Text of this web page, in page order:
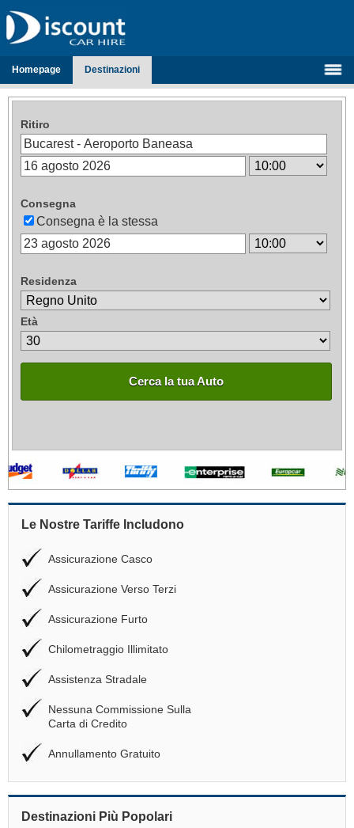
Homepage Destinazioni
Ritiro
Consegna
Consegna è la stessa
Residenza
Età
Cerca la tua Auto
Le Nostre Tariffe Includono
Assicurazione Casco
Assicurazione Verso Terzi
Assicurazione Furto
Chilometraggio Illimitato
Assistenza Stradale
Nessuna Commissione Sulla
Carta di Credito
Annullamento Gratuito
Destinazioni Più Popolari